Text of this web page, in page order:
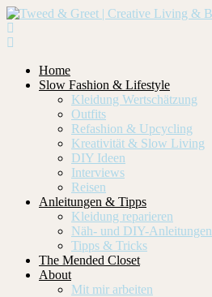
Home
Slow Fashion & Lifestyle
Kleidung Wertschätzung
Outfits
Refashion & Upcycling
Kreativität & Slow Living
DIY Ideen
Interviews
Reisen
Anleitungen & Tipps
Kleidung reparieren
Näh- und DIY-Anleitungen
Tipps & Tricks
The Mended Closet
About
Mit mir arbeiten